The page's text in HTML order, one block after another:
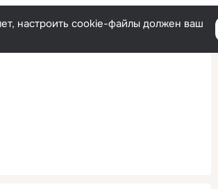
Русский
настроить cookie-файлы должен ваш